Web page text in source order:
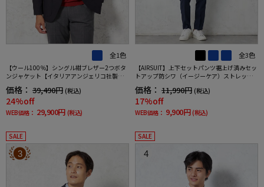
全1色
【ウール100％】シングル紺ブレザー2つボタ
ンジャケット【イタリアアンジェリコ社製生
価格： 39,490円 (税込)
24%off
WEB価格： 29,900円 (税込)
全3色
【AIRSUIT】上下セットパンツ裾上げ済みセッ
トアップ防シワ（イージーケア）ストレッチ
ータックスラックス春夏
価格： 11,990円 (税込)
17%off
WEB価格： 9,900円 (税込)
SALE
3
SALE
4